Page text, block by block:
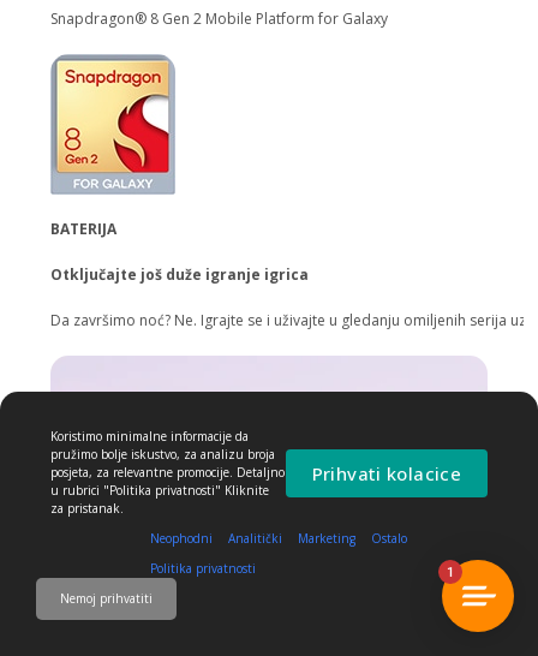
Snapdragon® 8 Gen 2 Mobile Platform for Galaxy
BATERIJA
Otključajte još duže igranje igrica
Da završimo noć? Ne. Igrajte se i uživajte u gledanju omiljenih serija
Koristimo minimalne informacije da
pružimo bolje iskustvo, za analizu broja
posjeta, za relevantne promocije. Detaljno
u rubrici "Politika privatnosti" Kliknite
za pristanak.
Prihvati kolacice
Neophodni Analitički Marketing
Ostalo
Politika privatnosti
Nemoj prihvatiti
1